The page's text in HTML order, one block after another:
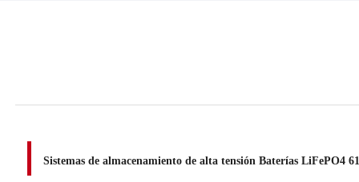
Sistemas de almacenamiento de alta tensión Baterías LiFePO4